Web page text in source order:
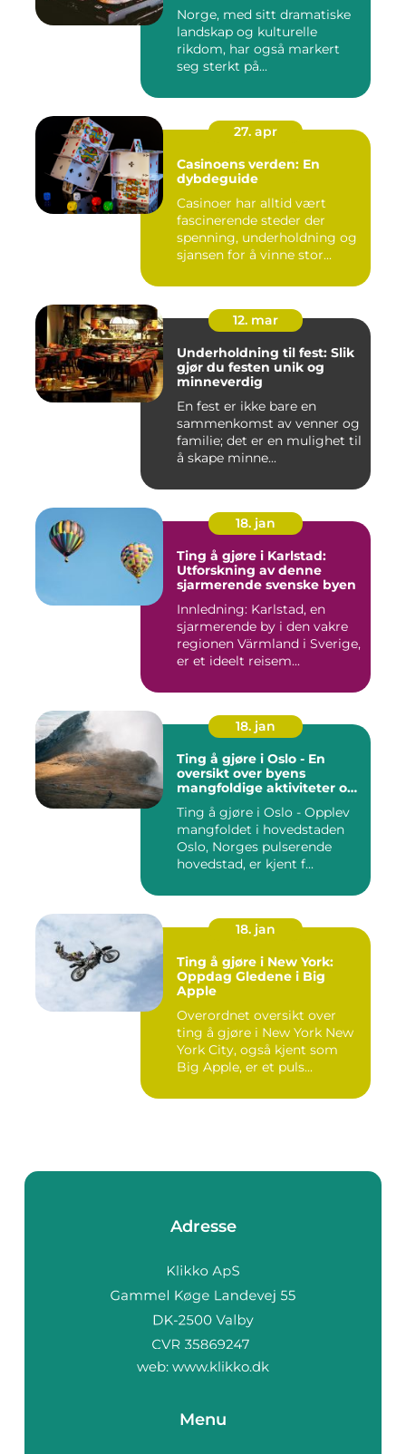
Norge, med sitt dramatiske
landskap og kulturelle
rikdom, har også markert
seg sterkt på...
27. apr
Casinoens verden: En
dybdeguide
Casinoer har alltid vært
fascinerende steder der
spenning, underholdning og
sjansen for å vinne stor...
12. mar
Underholdning til fest: Slik
gjør du festen unik og
minneverdig
En fest er ikke bare en
sammenkomst av venner og
familie; det er en mulighet til
å skape minne...
18. jan
Ting å gjøre i Karlstad:
Utforskning av denne
sjarmerende svenske byen
Innledning: Karlstad, en
sjarmerende by i den vakre
regionen Värmland i Sverige,
er et ideelt reisem...
18. jan
Ting å gjøre i Oslo - En
oversikt over byens
mangfoldige aktiviteter og
Ting å gjøre i Oslo - Opplev
mangfoldet i hovedstaden
Oslo, Norges pulserende
hovedstad, er kjent f...
18. jan
Ting å gjøre i New York:
Oppdag Gledene i Big
Apple
Overordnet oversikt over
ting å gjøre i New York New
York City, også kjent som
Big Apple, er et puls...
Adresse
web: www.klikko.dk
Menu